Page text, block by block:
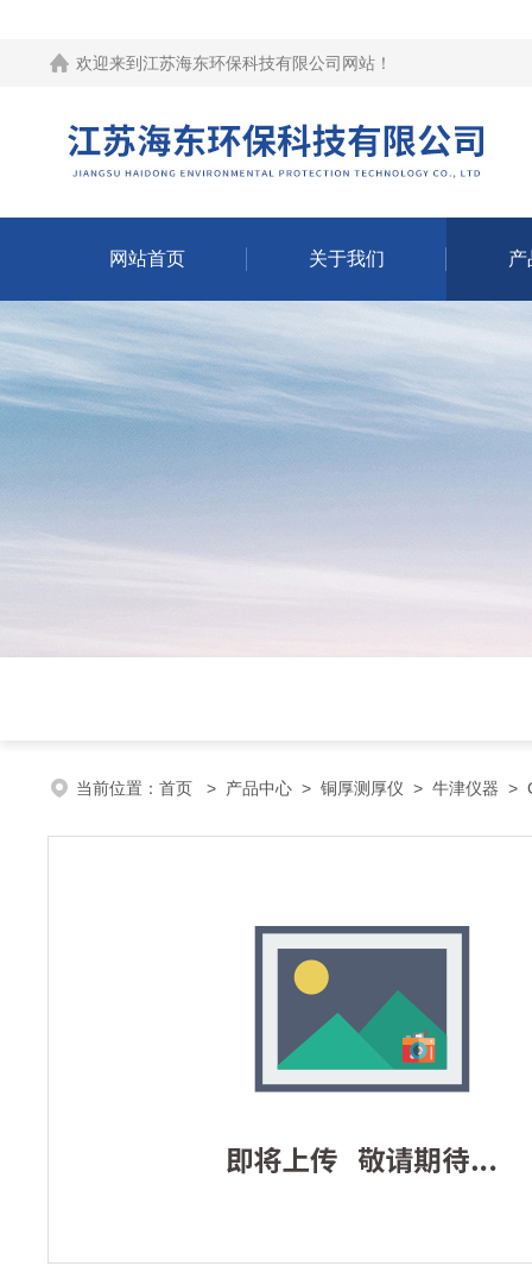
欢迎来到江苏海东环保科技有限公司网站！
网站首页 关于我们 产
当前位置： 首页 > 产品中心 > 铜厚测厚仪 > 牛津仪器 >